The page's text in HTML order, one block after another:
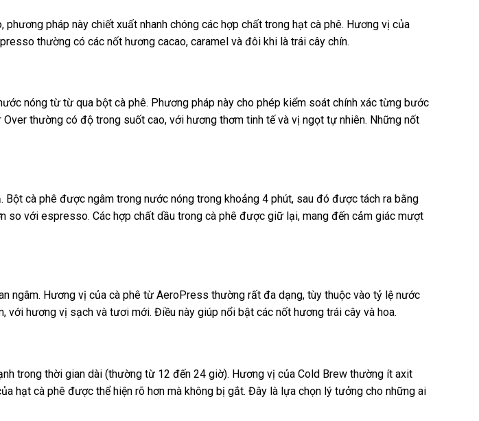
pháp này chiết xuất nhanh chóng các hợp chất trong hạt cà phê. Hương vị của
thường có các nốt hương cacao, caramel và đôi khi là trái cây chín.
nóng từ từ qua bột cà phê. Phương pháp này cho phép kiểm soát chính xác từng bước
thường có độ trong suốt cao, với hương thơm tinh tế và vị ngọt tự nhiên. Những nốt
cà phê được ngâm trong nước nóng trong khoảng 4 phút, sau đó được tách ra bằng
với espresso. Các hợp chất dầu trong cà phê được giữ lại, mang đến cảm giác mượt
ngâm. Hương vị của cà phê từ AeroPress thường rất đa dạng, tùy thuộc vào tỷ lệ nước
hương vị sạch và tươi mới. Điều này giúp nổi bật các nốt hương trái cây và hoa.
trong thời gian dài (thường từ 12 đến 24 giờ). Hương vị của Cold Brew thường ít axit
hạt cà phê được thể hiện rõ hơn mà không bị gắt. Đây là lựa chọn lý tưởng cho những ai